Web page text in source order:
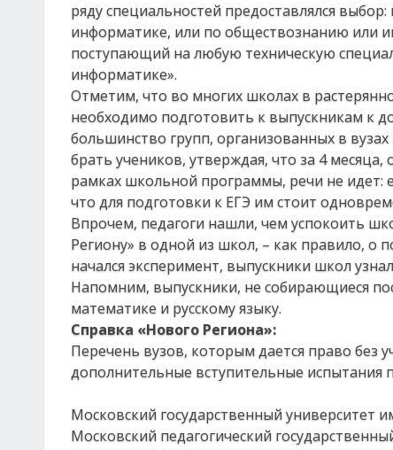
ряду специальностей предоставлялся
информатике, или по обществознанию или
поступающий на любую техническую
информатике».
Отметим, что во многих школах в
необходимо подготовить к выпускникам к
большинство групп, организованных в
брать учеников, утверждая, что за 4
рамках школьной программы, речи не идет:
что для подготовки к ЕГЭ им стоит
Впрочем, педагоги нашли, чем успокоить
Региону» в одной из школ, – как правило, о
начался эксперимент, выпускники школ
Напомним, выпускники, не собирающиеся
математике и русскому языку.
Справка «Нового Региона»:
Перечень вузов, которым дается право без
дополнительные вступительные
Московский государственный университет
Московский педагогический